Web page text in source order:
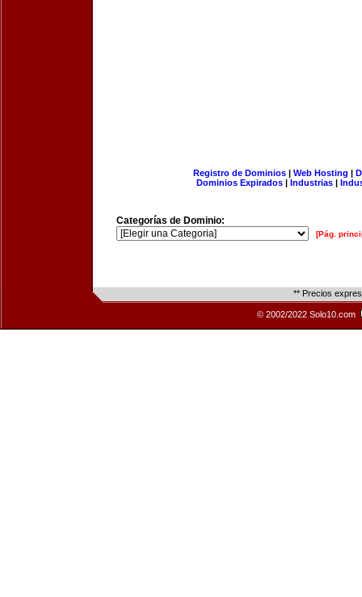
Registro de Dominios| Web Hosting |
Dominios Expirados | Industrias |
Categorías de Dominio:
[Pág.
** Precios
© 2002/2022 Solo10.com